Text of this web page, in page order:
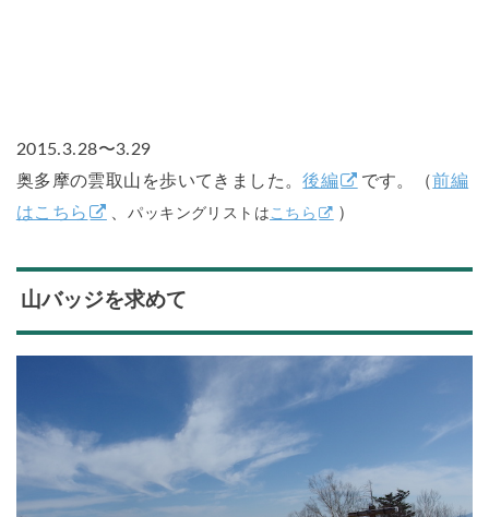
2015.3.28〜3.29
奥多摩の雲取山を歩いてきました。後編 です。（前編
はこちら
、パッキングリストはこちら ）
山バッジを求めて